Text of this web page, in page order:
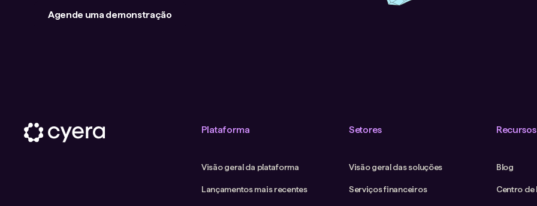
Agende uma demonstração
Plataforma
Visão geral da plataforma
Lançamentos mais recentes
Setores
Visão geral das soluções
Serviços financeiros
Recursos
Blog
Centro de